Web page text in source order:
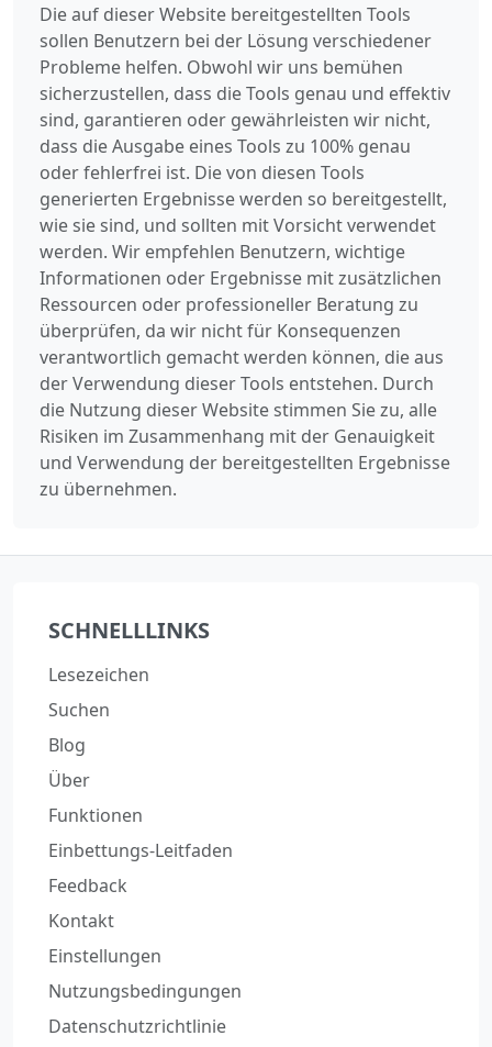
Die auf dieser Website bereitgestellten Tools
sollen Benutzern bei der Lösung verschiedener
Probleme helfen. Obwohl wir uns bemühen
sicherzustellen, dass die Tools genau und effektiv
sind, garantieren oder gewährleisten wir nicht,
dass die Ausgabe eines Tools zu 100% genau
oder fehlerfrei ist. Die von diesen Tools
generierten Ergebnisse werden so bereitgestellt,
wie sie sind, und sollten mit Vorsicht verwendet
werden. Wir empfehlen Benutzern, wichtige
Informationen oder Ergebnisse mit zusätzlichen
Ressourcen oder professioneller Beratung zu
überprüfen, da wir nicht für Konsequenzen
verantwortlich gemacht werden können, die aus
der Verwendung dieser Tools entstehen. Durch
die Nutzung dieser Website stimmen Sie zu, alle
Risiken im Zusammenhang mit der Genauigkeit
und Verwendung der bereitgestellten Ergebnisse
zu übernehmen.
SCHNELLLINKS
Lesezeichen
Suchen
Blog
Über
Funktionen
Einbettungs-Leitfaden
Feedback
Kontakt
Einstellungen
Nutzungsbedingungen
Datenschutzrichtlinie